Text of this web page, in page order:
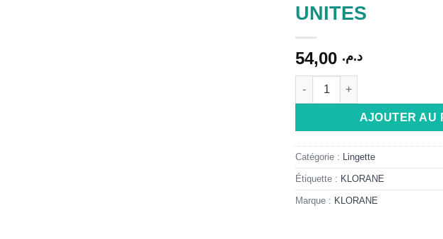
UNITES
د.م.
quantité de KLORANE BEBE
AJOUTER AU
Alternative:
Catégorie : Lingette
Étiquette : KLORANE
Marque : KLORANE